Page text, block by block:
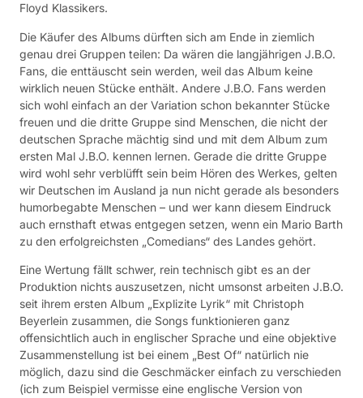
Floyd Klassikers.
Die Käufer des Albums dürften sich am Ende in ziemlich
genau drei Gruppen teilen: Da wären die langjährigen J.B.O.
Fans, die enttäuscht sein werden, weil das Album keine
wirklich neuen Stücke enthält. Andere J.B.O. Fans werden
sich wohl einfach an der Variation schon bekannter Stücke
freuen und die dritte Gruppe sind Menschen, die nicht der
deutschen Sprache mächtig sind und mit dem Album zum
ersten Mal J.B.O. kennen lernen. Gerade die dritte Gruppe
wird wohl sehr verblüfft sein beim Hören des Werkes, gelten
wir Deutschen im Ausland ja nun nicht gerade als besonders
humorbegabte Menschen – und wer kann diesem Eindruck
auch ernsthaft etwas entgegen setzen, wenn ein Mario Barth
zu den erfolgreichsten „Comedians“ des Landes gehört.
Eine Wertung fällt schwer, rein technisch gibt es an der
Produktion nichts auszusetzen, nicht umsonst arbeiten J.B.O.
seit ihrem ersten Album „Explizite Lyrik“ mit Christoph
Beyerlein zusammen, die Songs funktionieren ganz
offensichtlich auch in englischer Sprache und eine objektive
Zusammenstellung ist bei einem „Best Of“ natürlich nie
möglich, dazu sind die Geschmäcker einfach zu verschieden
(ich zum Beispiel vermisse eine englische Version von